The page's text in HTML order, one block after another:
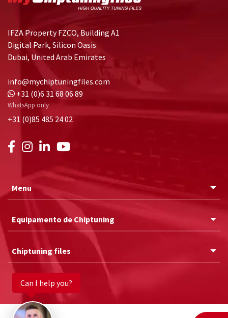
IFZA Property FZCO, Building A1
Digital Park, Silicon Oasis
Dubai, United Arab Emirates
info@mychiptuningfiles.com
+31 (0)6 31 68 06 89
WhatsApp only
+31 (0)85 485 24 02
Menu
Equipamento de Chiptuning
Chiptuning files
Can I help you?